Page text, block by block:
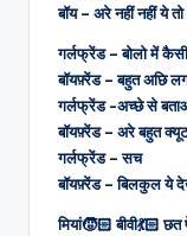
बॉय – अरे नहीं नहीं ये
गर्लफ्रेंड – बोलो में
बॉयफ़्रेंड – बहुत अछि लग
गर्लफ्रेंड -अच्छे से
बॉयफ़्रेंड – अरे बहुत क्यूट
गर्लफ्रेंड – सच
बॉयफ़्रेंड – बिलकुल ये
मियां🧒🏻 बीवी💃🏻